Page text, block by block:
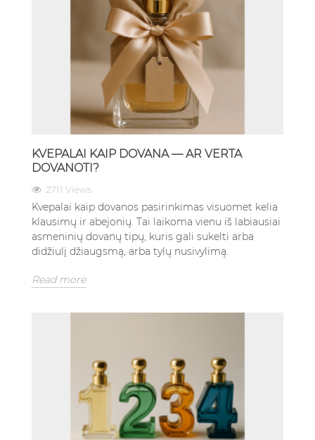
KVEPALAI KAIP DOVANA — AR VERTA
DOVANOTI?
2711 Views
Kvepalai kaip dovanos pasirinkimas visuomet kelia
klausimų ir abejonių. Tai laikoma vienu iš labiausiai
asmeninių dovanų tipų, kuris gali sukelti arba
didžiulį džiaugsmą, arba tylų nusivylimą.
Read more